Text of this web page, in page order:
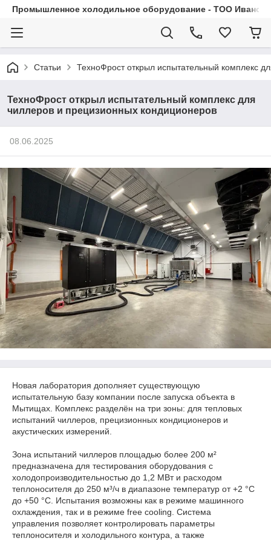
Промышленное холодильное оборудование - ТОО
Статьи ТехноФрост открыл испытательный комплекс
ТехноФрост открыл испытательный комплекс для
чиллеров и прецизионных кондиционеров
08.06.2025
Новая лаборатория дополняет существующую
испытательную базу компании после запуска объекта в
Мытищах. Комплекс разделён на три зоны: для тепловых
испытаний чиллеров, прецизионных кондиционеров и
акустических измерений.
Зона испытаний чиллеров площадью более 200 м²
предназначена для тестирования оборудования с
холодопроизводительностью до 1,2 МВт и расходом
теплоносителя до 250 м³/ч в диапазоне температур от +2 °C
до +50 °C. Испытания возможны как в режиме машинного
охлаждения, так и в режиме free cooling. Система
управления позволяет контролировать параметры
теплоносителя и холодильного контура, а также